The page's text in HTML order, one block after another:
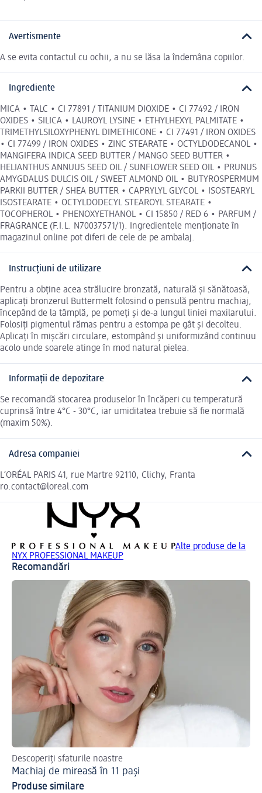
Avertismente
A se evita contactul cu ochii, a nu se lăsa la îndemâna copiilor.
Ingrediente
MICA • TALC • CI 77891 / TITANIUM DIOXIDE • CI 77492 / IRON
OXIDES • SILICA • LAUROYL LYSINE • ETHYLHEXYL PALMITATE •
TRIMETHYLSILOXYPHENYL DIMETHICONE • CI 77491 / IRON OXIDES
• CI 77499 / IRON OXIDES • ZINC STEARATE • OCTYLDODECANOL •
MANGIFERA INDICA SEED BUTTER / MANGO SEED BUTTER •
HELIANTHUS ANNUUS SEED OIL / SUNFLOWER SEED OIL • PRUNUS
AMYGDALUS DULCIS OIL / SWEET ALMOND OIL • BUTYROSPERMUM
PARKII BUTTER / SHEA BUTTER • CAPRYLYL GLYCOL • ISOSTEARYL
ISOSTEARATE • OCTYLDODECYL STEAROYL STEARATE •
TOCOPHEROL • PHENOXYETHANOL • CI 15850 / RED 6 • PARFUM /
FRAGRANCE (F.I.L. N70037571/1). Ingredientele menționate în
magazinul online pot diferi de cele de pe ambalaj.
Instrucțiuni de utilizare
Pentru a obține acea strălucire bronzată, naturală și sănătoasă,
aplicați bronzerul Buttermelt folosind o pensulă pentru machiaj,
începând de la tâmplă, pe pomeți și de-a lungul liniei maxilarului.
Folosiți pigmentul rămas pentru a estompa pe gât și decolteu.
Aplicați în mișcări circulare, estompând și uniformizând continuu
acolo unde soarele atinge în mod natural pielea.
Informații de depozitare
Se recomandă stocarea produselor în încăperi cu temperatură
cuprinsă între 4°C - 30°C, iar umiditatea trebuie să fie normală
(maxim 50%).
Adresa companiei
L’ORÉAL PARIS 41, rue Martre 92110, Clichy, Franta
ro.contact@loreal.com
Alte produse de la
NYX PROFESSIONAL MAKEUP
Recomandări
Descoperiți sfaturile noastre
Machiaj de mireasă în 11 pași
Produse similare